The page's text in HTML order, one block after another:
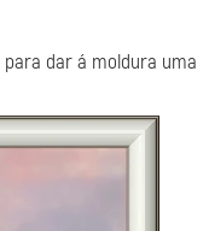
para dar á moldura uma